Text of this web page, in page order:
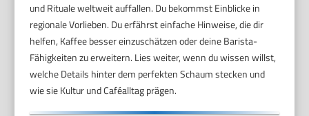
und Rituale weltweit auffallen. Du bekommst Einblicke in
regionale Vorlieben. Du erfährst einfache Hinweise, die dir
helfen, Kaffee besser einzuschätzen oder deine Barista-
Fähigkeiten zu erweitern. Lies weiter, wenn du wissen willst,
welche Details hinter dem perfekten Schaum stecken und
wie sie Kultur und Caféalltag prägen.